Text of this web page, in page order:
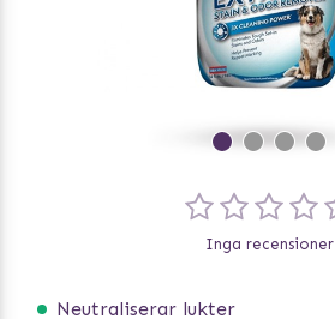
Neutraliserar lukter
Inga recensioner